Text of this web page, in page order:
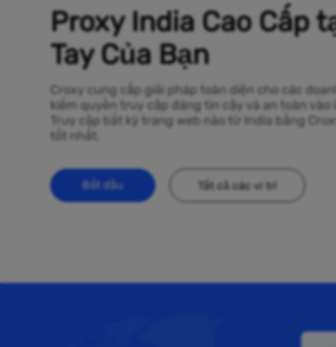
Proxy India Cao Cấp
Tay Của Bạn
Croxy cung cấp giải pháp toàn diện cho các
kiếm quyền truy cập đáng tin cậy và an toàn vào
Truy cập bất kỳ trang web nào từ India bằng
tốt nhất.
Bắt đầu Tất cả các vị trí